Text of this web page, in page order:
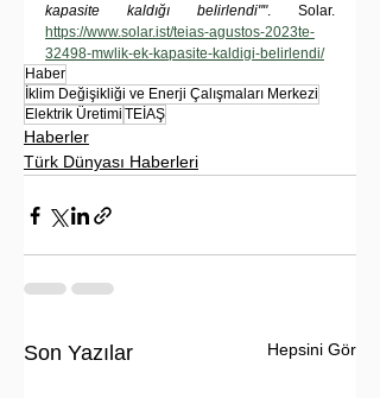
kapasite kaldığı belirlendi""
https://www.solar.ist/teias-agustos-2023te-
32498-mwlik-ek-kapasite-kaldigi-belirlendi/
Haber
İklim Değişikliği ve Enerji Çalışmaları Merkezi
Elektrik Üretimi TEİAŞ
Haberler
Türk Dünyası Haberleri
Son Yazılar Hepsini Gör